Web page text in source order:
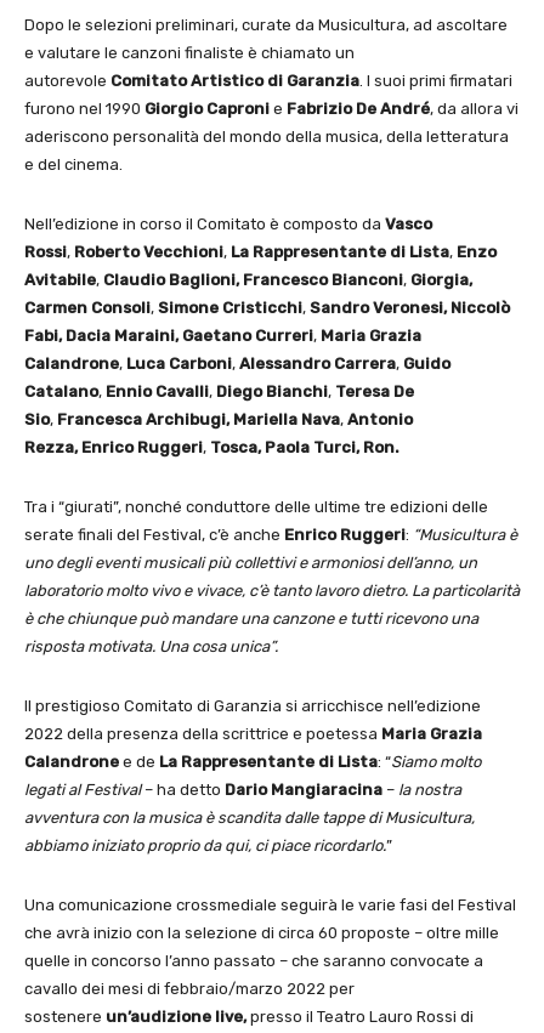
Dopo le selezioni preliminari, curate da Musicultura, ad ascoltare
e valutare le canzoni finaliste è chiamato un
autorevole Comitato Artistico di Garanzia . I suoi primi firmatari
furono nel 1990 Giorgio Caproni e Fabrizio De André, da allora vi
aderiscono personalità del mondo della musica, della letteratura
e del cinema.
Nell’edizione in corso il Comitato è composto da Vasco
Rossi, Roberto Vecchioni, La Rappresentante di Lista, Enzo
Avitabile, Claudio Baglioni, Francesco Bianconi, Giorgia,
Carmen Consoli, Simone Cristicchi, Sandro Veronesi, Niccolò
Fabi, Dacia Maraini, Gaetano Curreri, Maria Grazia
Calandrone, Luca Carboni, Alessandro Carrera, Guido
Catalano, Ennio Cavalli, Diego Bianchi, Teresa De
Sio, Francesca Archibugi, Mariella Nava, Antonio
Rezza, Enrico Ruggeri, Tosca, Paola Turci, Ron.
Tra i “giurati”, nonché conduttore delle ultime tre edizioni delle
serate finali del Festival, c’è anche Enrico Ruggeri: “Musicultura è
uno degli eventi musicali più collettivi e armoniosi dell’anno, un
laboratorio molto vivo e vivace, c’è tanto lavoro dietro. La particolarità
è che chiunque può mandare una canzone e tutti ricevono una
risposta motivata. Una cosa unica”.
Il prestigioso Comitato di Garanzia si arricchisce nell’edizione
2022 della presenza della scrittrice e poetessa Maria Grazia
Calandrone e de La Rappresentante di Lista: “Siamo molto
legati al Festival– ha detto Dario Mangiaracina – la nostra
avventura con la musica è scandita dalle tappe di Musicultura,
abbiamo iniziato proprio da qui, ci piace ricordarlo.”
Una comunicazione crossmediale seguirà le varie fasi del Festival
che avrà inizio con la selezione di circa 60 proposte – oltre mille
quelle in concorso l’anno passato – che saranno convocate a
cavallo dei mesi di febbraio/marzo 2022 per
sostenere un’audizione live,presso il Teatro Lauro Rossi di